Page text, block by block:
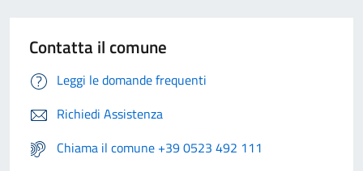
Contatta il comune
Leggi le domande frequenti
Richiedi Assistenza
Chiama il comune +39 0523 492 111